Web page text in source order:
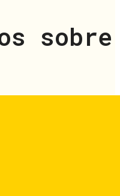
sobre